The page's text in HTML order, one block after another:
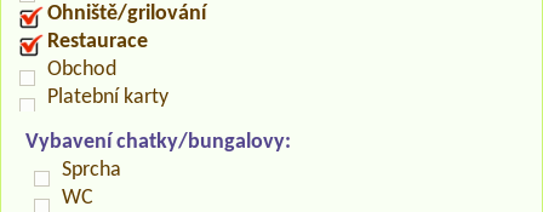
Ohniště/grilování
Restaurace
Obchod
Platební karty
Vybavení chatky/bungalovy:
Sprcha
WC